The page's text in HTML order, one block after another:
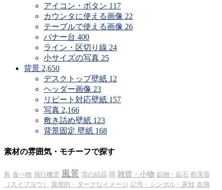
アイコン・ボタン 117
カウンタに使える画像 22
テーブルで使える画像 26
バナー台 400
ライン・区切り線 24
小サイズの写真 25
背景 2,650
デスクトップ壁紙 12
ヘッダー画像 23
リピート対応壁紙 157
写真 2,166
敷き詰め壁紙 123
背景固定 壁紙 168
素材の雰囲気・モチーフで探す
鳥 食べ物 飛行機雲 風景 雪の結晶 雨 雑貨・小物 鉱物・鉱石 酔芙蓉
（スイフヨウ）
退廃的・ダークなイメージ 記号・シンボル・家紋 血飛